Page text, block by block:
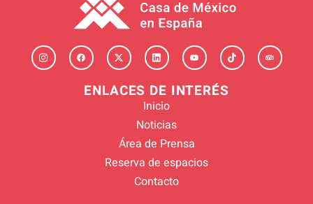
ENLACES DE INTERÉS
Inicio
Noticias
Área de Prensa
Reserva de espacios
Contacto